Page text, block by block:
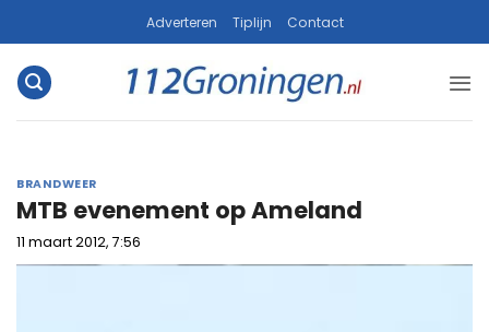
naar
inhoud
Adverteren Tiplijn Contact
BRANDWEER
MTB evenement op Ameland
11 maart 2012, 7:56